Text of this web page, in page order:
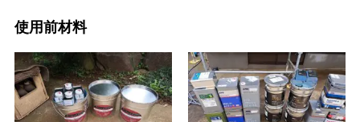
使用前材料